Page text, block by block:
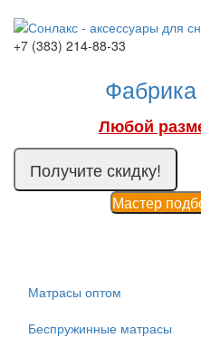
+7 (383) 214-88-33
Любой
Получите скидку!
Мастер
Матрасы оптом
Беспружинные матрасы